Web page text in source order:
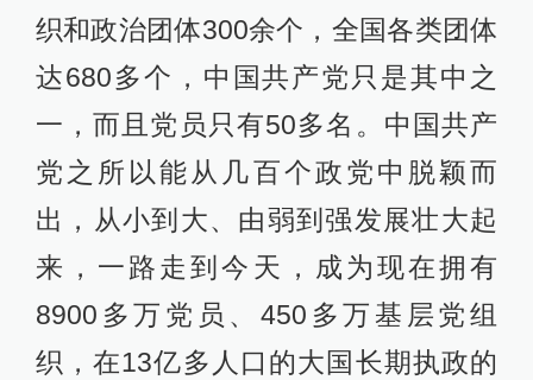
织和政治团体300余个，全国各类团体
达680多个，中国共产党只是其中之
一，而且党员只有50多名。中国共产
党之所以能从几百个政党中脱颖而
出，从小到大、由弱到强发展壮大起
来，一路走到今天，成为现在拥有
8900多万党员、450多万基层党组
织，在13亿多人口的大国长期执政的